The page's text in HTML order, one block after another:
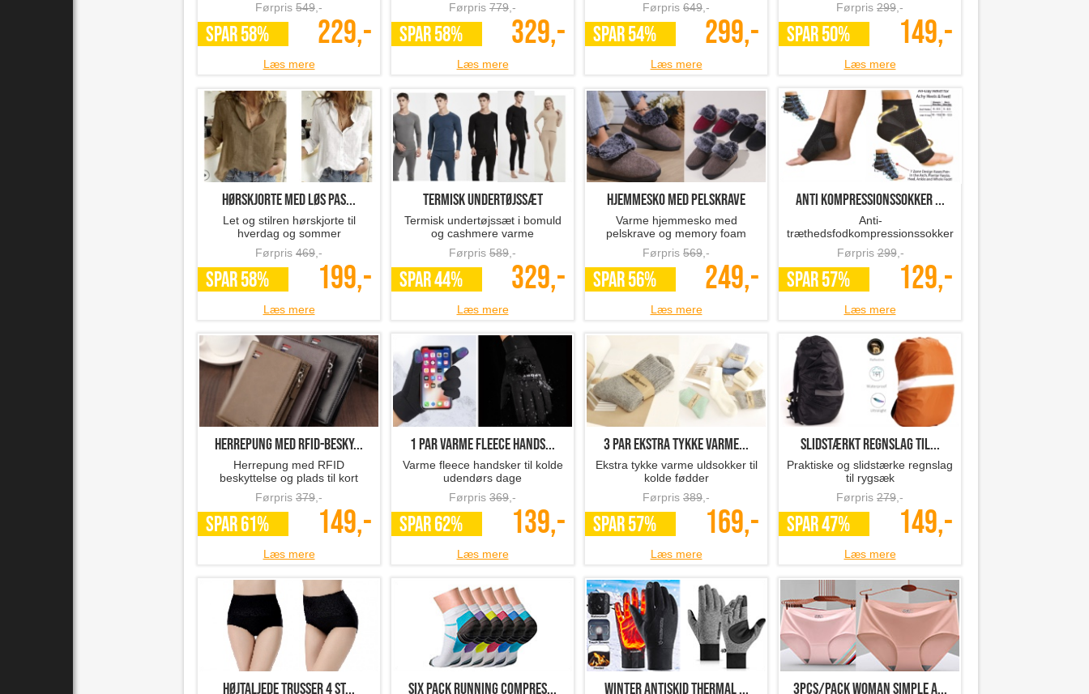
Førpris 549 ,-
SPAR 58% 229,-
Læs mere
Førpris 779 ,-
SPAR 58% 329,-
Læs mere
Førpris 649 ,-
SPAR 54% 299,-
Læs mere
Førpris 299 ,-
SPAR 50% 149,-
Læs mere
hørskjorte med løs pas...
Let og stilren hørskjorte til
hverdag og sommer
Førpris 469 ,-
SPAR 58% 199,-
Læs mere
termisk undertøjssæt
Termisk undertøjssæt i bomuld
og cashmere varme
Førpris 589 ,-
SPAR 44% 329,-
Læs mere
hjemmesko med pelskrave
Varme hjemmesko med
pelskrave og memory foam
komfort
Førpris 569 ,-
SPAR 56% 249,-
Læs mere
anti kompressionssokker ...
Anti-
træthedsfodkompressionssokker
der lindrer ømme fødder
Førpris299,-
SPAR 57% 129,-
Læs mere
Herrepung med RFID-besky...
Herrepung med RFID
beskyttelse og plads til kort
Førpris 379 ,-
SPAR 61% 149,-
Læs mere
1 par varme fleece hands...
Varme fleece handsker til kolde
udendørs dage
Førpris 369 ,-
SPAR 62% 139,-
Læs mere
3 par ekstra tykke varme...
Ekstra tykke varme uldsokker til
kolde fødder
Førpris 389 ,-
SPAR 57% 169,-
Læs mere
Slidstærkt regnslag til...
Praktiske og slidstærke regnslag
til rygsæk
Førpris 279 ,-
SPAR 47% 149,-
Læs mere
Højtaljede trusser 4 st... Six Pack Running Compres... Winter Antiskid Thermal ... 3pcs/Pack Woman simple a...